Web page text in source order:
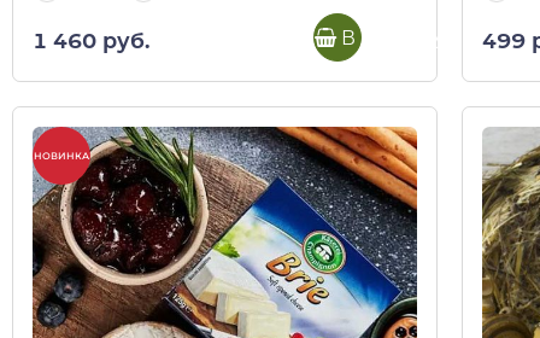
1 460 руб. В корзину 499
НОВИНКА